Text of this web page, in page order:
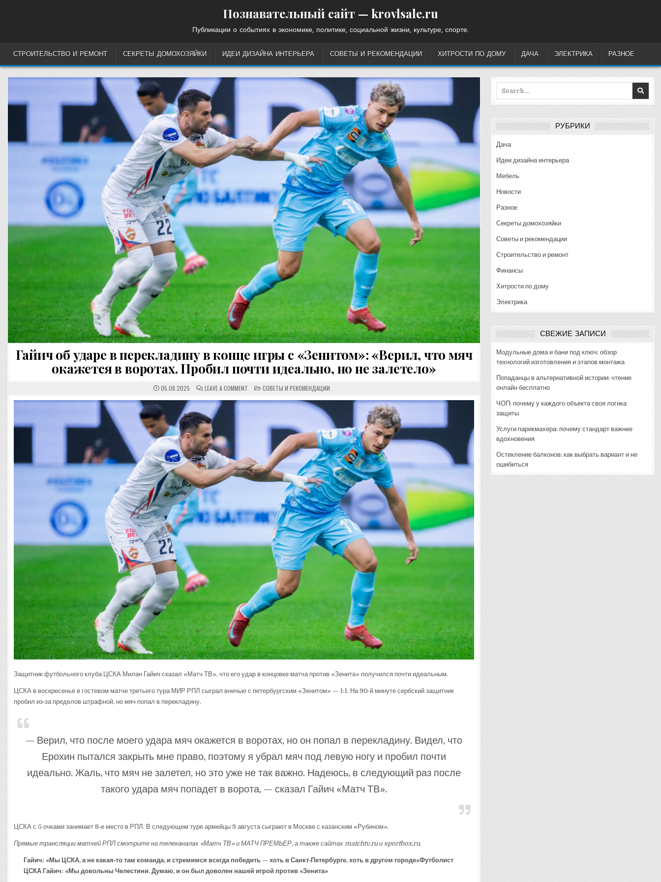
Познавательный сайт — krovlsale.ru
Публикации о событиях в экономике, политике, социальной жизни, культуре, спорте.
СТРОИТЕЛЬСТВО И РЕМОНТ СЕКРЕТЫ ДОМОХОЗЯЙКИ ИДЕИ ДИЗАЙНА ИНТЕРЬЕРА СОВЕТЫ И РЕКОМЕНДАЦИИ ХИТРОСТИ ПО ДОМУ ДАЧА ЭЛЕКТРИКА РАЗНОЕ
Гайич об ударе в перекладину в конце игры с «Зенитом»: «Верил, что мяч
окажется в воротах. Пробил почти идеально, но не залетело»
05.08.2025 LEAVE A COMMENTON
ГАЙИЧ
ОБ
УДАРЕ
«ЗЕНИТОМ»:
ЧТО
МЯЧ
ОКАЖЕТСЯ
В
ВОРОТАХ.
НЕ
ЗАЛЕТЕЛО»
POSTED
IN
СОВЕТЫ И РЕКОМЕНДАЦИИ
Защитник футбольного клуба ЦСКА Милан Гайич сказал «Матч ТВ», что его удар в концовке матча против «Зенита» получился почти идеальным.
ЦСКА в воскресенье в гостевом матче третьего тура МИР РПЛ сыграл вничью с петербургским «Зенитом» — 1:1. На 90‑й минуте сербский защитник
пробил из‑за пределов штрафной, но мяч попал в перекладину.
— Верил, что после моего удара мяч окажется в воротах, но он попал в перекладину. Видел, что
Ерохин пытался закрыть мне право, поэтому я убрал мяч под левую ногу и пробил почти
идеально. Жаль, что мяч не залетел, но это уже не так важно. Надеюсь, в следующий раз после
такого удара мяч попадет в ворота, — сказал Гайич «Матч ТВ».
ЦСКА с 5 очками занимает 8‑е место в РПЛ. В следующем туре армейцы 9 августа сыграют в Москве с казанским «Рубином».
Прямые трансляции матчей РПЛ смотрите на телеканалах «Матч ТВ» и МАТЧ ПРЕМЬЕР, а также сайтах matchtv.ru и sportbox.ru.
Гайич: «Мы ЦСКА, а не какая‑то там команда, и стремимся всегда победить — хоть в Санкт‑Петербурге, хоть в другом городе»Футболист
ЦСКА Гайич: «Мы довольны Челестини. Думаю, и он был доволен нашей игрой против «Зенита»
РУБРИКИ
Дача
Идеи дизайна интерьера
Мебель
Новости
Разное
Секреты домохозяйки
Советы и рекомендации
Строительство и ремонт
Финансы
Хитрости по дому
Электрика
СВЕЖИЕ ЗАПИСИ
Модульные дома и бани под ключ: обзор
технологий изготовления и этапов монтажа
Попаданцы в альтернативной истории: чтение
онлайн бесплатно
ЧОП: почему у каждого объекта своя логика
защиты
Услуги парикмахера: почему стандарт важнее
вдохновения
Остекление балконов: как выбрать вариант и не
ошибиться